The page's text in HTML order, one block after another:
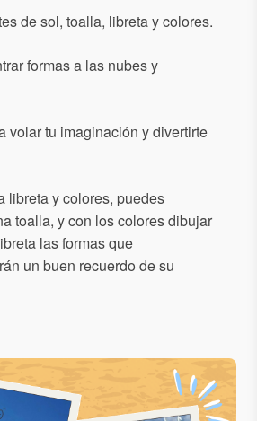
de sol, toalla, libreta y colores.
formas a las nubes y
volar tu imaginación y divertirte
libreta y colores, puedes
toalla, y con los colores dibujar
las formas que
un buen recuerdo de su